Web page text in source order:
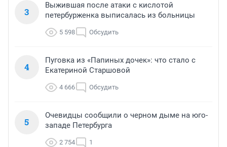
3
Выжившая после атаки с кислотой
петербурженка выписалась из больницы
5 598 Обсудить
4
Пуговка из «Папиных дочек»: что стало с
Екатериной Старшовой
4 666 Обсудить
5
Очевидцы сообщили о черном дыме на юго-
западе Петербурга
2 754 1